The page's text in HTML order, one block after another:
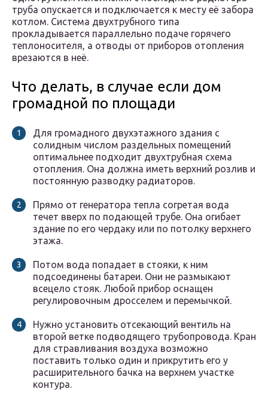
труба опускается и подключается к месту её забора
котлом. Система двухтрубного типа
прокладывается параллельно подаче горячего
теплоносителя, а отводы от приборов отопления
врезаются в неё.
Что делать, в случае если дом
громадной по площади
Для громадного двухэтажного здания с
солидным числом раздельных помещений
оптимальнее подходит двухтрубная схема
отопления. Она должна иметь верхний розлив и
постоянную разводку радиаторов.
Прямо от генератора тепла согретая вода
течет вверх по подающей трубе. Она огибает
здание по его чердаку или по потолку верхнего
этажа.
Потом вода попадает в стояки, к ним
подсоединены батареи. Они не размыкают
всецело стояк. Любой прибор оснащен
регулировочным дросселем и перемычкой.
Нужно установить отсекающий вентиль на
второй ветке подводящего трубопровода. Кран
для стравливания воздуха возможно
поставить только один и прикрутить его у
расширительного бачка на верхнем участке
контура.